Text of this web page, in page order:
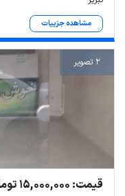
مشاهده جزییات
2 تصویر
قیمت: 15,000,000 تومان اجاره